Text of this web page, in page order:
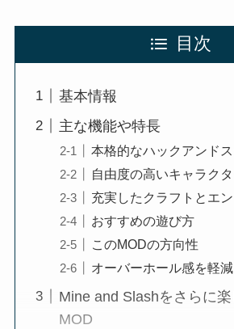
目次
基本情報
主な機能や特長
本格的なハックアンド
自由度の高いキャラク
充実したクラフトとエ
おすすめの遊び方
このMODの方向性
オーバーホール感を軽
Mine and Slashをさらに
MOD